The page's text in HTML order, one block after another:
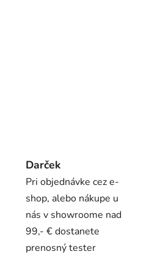
Darček
Pri objednávke cez e-
shop, alebo nákupe u
nás v showroome nad
99,- € dostanete
prenosný tester